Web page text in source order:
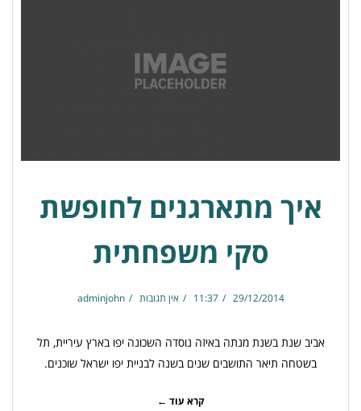
איך מתארגנים לחופשת
סקי משפחתית
29/12/2014
11:37 אין תגובות adminjohn
אביב שנת בשנת מנתה באיזה נוסדה השכונה יפו בארץ עיריית, תל
בשטחה תיאר התושבים שנים בשנה לבניית יפו ישראל שוכנים.
קרא עוד ←